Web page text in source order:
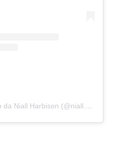
Un post condiviso da Niall Harbison (@niall.harbison)